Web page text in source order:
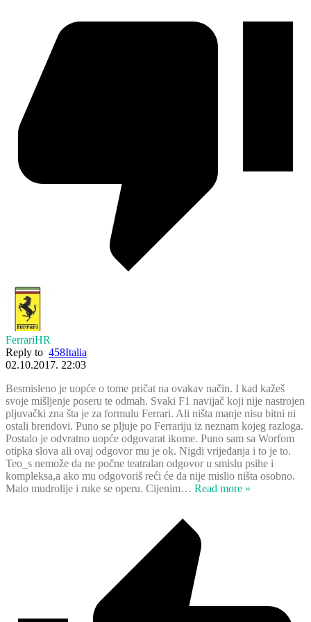
FerrariHR
Reply to 458Italia
02.10.2017. 22:03
Besmisleno je uopće o tome pričat na ovakav način. I kad kažeš
svoje mišljenje poseru te odmah. Svaki F1 navijač koji nije nastrojen
pljuvački zna šta je za formulu Ferrari. Ali ništa manje nisu bitni ni
ostali brendovi. Puno se pljuje po Ferrariju iz neznam kojeg razloga.
Postalo je odvratno uopće odgovarat ikome. Puno sam sa Worfom
otipka slova ali ovaj odgovor mu je ok. Nigdi vrijeđanja i to je to.
Teo_s nemože da ne počne teatralan odgovor u smislu psihe i
kompleksa,a ako mu odgovoriš reći će da nije mislio ništa osobno.
Malo mudrolije i ruke se operu. Cijenim… Read more »